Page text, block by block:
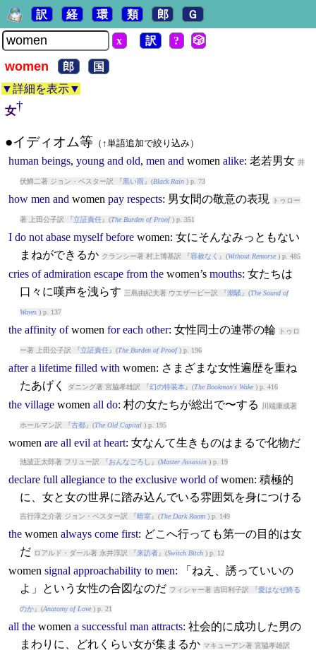
訳 経 環 類 郎 Ｇ
x 訳 ? 🎲
women 郎
国
▼詳細を表示▼
女†
●イディオム等（ ↑単語追加で絞り込み）
human beings, young and old, men and women alike: 老若男女 井
伏鱒二著 ジョン・ベスター訳 『黒い雨』(Black Rain) p. 73
how men and women pay respects: 男女間の敬意の表現 トゥロー
著 上田公子訳 『立証責任』(The Burden of Proof) p. 351
I do not abase myself before women: 女にそんなみっともない
まねができるか クランシー著 村上博基訳 『容赦なく 』(Without Remorse) p. 485
cries of admiration escape from the women’s mouths: 女たちは
口々に嘆声を洩らす 三島由紀夫著 ウエザービー訳 『潮騒』(The Sound of
Waves) p. 137
the affinity of women for each other: 女性同士の連帯の輪 トゥロ
ー著 上田公子訳 『立証責任』(The Burden of Proof) p. 196
after a lifetime filled with women: さまざまな女性遍歴を重ね
たあげく
ダニング著 宮脇孝雄訳 『幻の特装本』(The Bookman's Wake) p. 416
the village women all do: 村の女たちが総出で〜する 川端康成著
ホールマン訳 『古都』(The Old Capital) p. 195
women are all evil at heart: 女なんて生きものはまるで化物だ
池波正太郎著 フリュー訳 『おんなごろし 』(Master Assassin) p. 19
declare full allegiance to the exclusive world of women: 積極的
に、女と女の世界に踏み込んでいる雰囲気を身につける
吉行淳之介著 ジョン・ベスター訳 『暗室』(The Dark Room) p. 149
the women always come first: どこへ行っても第一の目的は女
だ ロアルド・ダール著 永井淳訳 『来訪者』(Switch Bitch) p. 12
women signal approachability to men: 「ねえ、誘っていいの
よ」という女性の合図なのだ フィシャー著 吉田利子訳 『愛はなぜ終る
のか』(Anatomy of Love) p. 21
all the women a successful man attracts: 社会的に成功した男の
まわりに、どれくらい女が集まるか マキューアン著 宮脇孝雄訳